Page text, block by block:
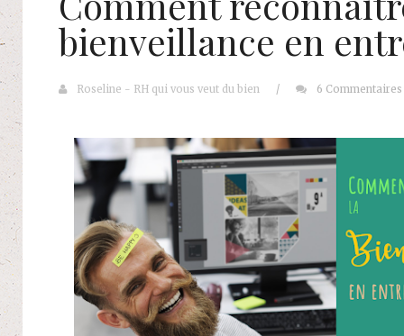
bienveillance en
Roseline - RH qui vous veut du bien / 6 Commentaires